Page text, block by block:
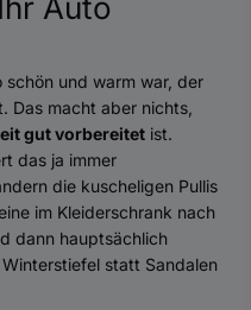
Auto
schön und warm war, der
Das macht aber nichts,
gut vorbereitet ist.
das ja immer
die kuscheligen Pullis
im Kleiderschrank nach
dann hauptsächlich
statt Sandalen